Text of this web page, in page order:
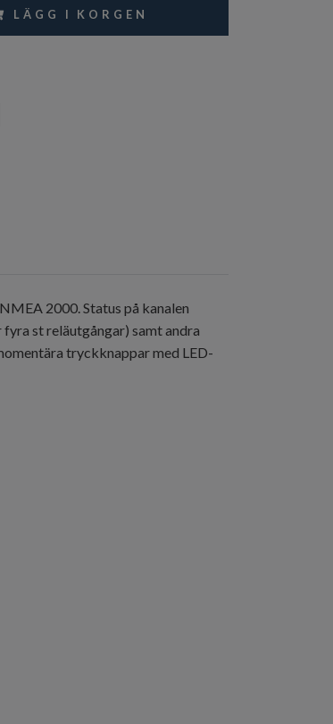
LÄGG I KORGEN
2000. Status på kanalen
st reläutgångar) samt andra
tryckknappar med LED-